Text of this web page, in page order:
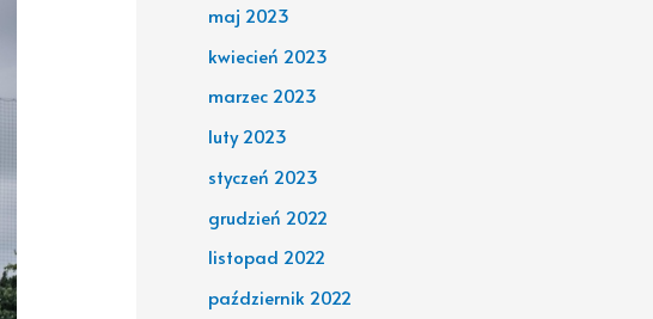
maj 2023
kwiecień 2023
marzec 2023
luty 2023
styczeń 2023
grudzień 2022
listopad 2022
październik 2022